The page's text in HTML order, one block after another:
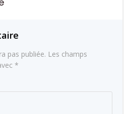
pas publiée. Les champs
*